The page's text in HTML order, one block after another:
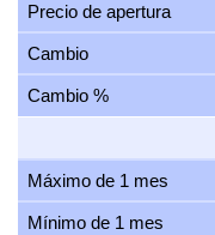
Precio de apertura
Cambio
Cambio %
Máximo de 1 mes
Mínimo de 1 mes